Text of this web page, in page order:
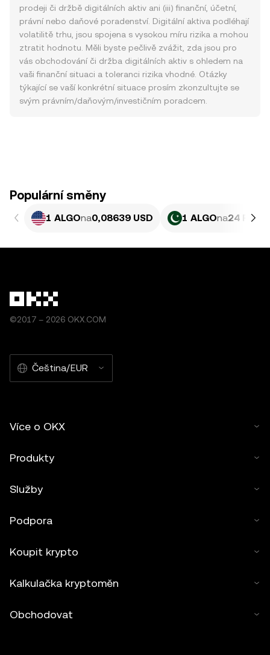
prodeji či držbě digitálních aktiv ani (iii) finanční, účetní,
právní nebo daňové poradenství. Digitální aktiva podléhají
volatilitě trhu, jsou spojena s vysokou míru rizika a mohou
ztratit hodnotu. Měli byste pečlivě zvážit, zda jsou pro
vás obchodování či držba digitálních aktiv s ohledem na
vaši finanční situaci a toleranci rizika vhodné. Otázky
týkající se vaší konkrétní situace prosím zkonzultujte se
svým právním/daňovým/investičním poradcem.
Populární směny
1 ALGOna0,08639 USD 1 ALGOna24 PKR
©2017 – 2026 OKX.COM
Čeština/EUR
Více o OKX
Produkty
Služby
Podpora
Koupit krypto
Kalkulačka kryptoměn
Obchodovat